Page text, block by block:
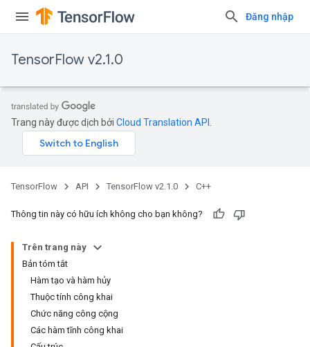
Đăng nhập
TensorFlow v2.1.0
Trang này được dịch bởi Cloud Translation API
TensorFlow API TensorFlow v2.1.0 C++
Thông tin này có hữu ích không cho bạn không?
Trên trang này
Bản tóm tắt
Hàm tạo và hàm hủy
Thuộc tính công khai
Chức năng công cộng
Các hàm tĩnh công khai